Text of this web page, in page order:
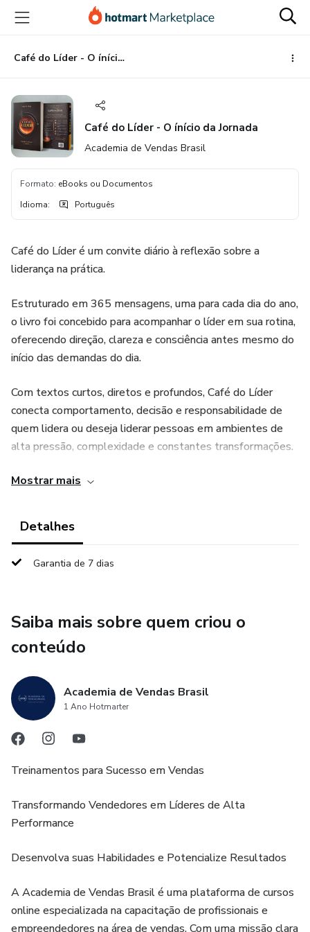
para
conteúdo
principal
para
pagamento
para
rodapé
Café do Líder - O ínício da Jornada
Café do Líder - O ínício da Jornada
Academia de Vendas Brasil
Formato: eBooks ou Documentos
Idioma: Português
Café do Líder é um convite diário à reflexão sobre a
liderança na prática.
Estruturado em 365 mensagens, uma para cada dia do ano,
o livro foi concebido para acompanhar o líder em sua rotina,
oferecendo direção, clareza e consciência antes mesmo do
início das demandas do dia.
Com textos curtos, diretos e profundos, Café do Líder
conecta comportamento, decisão e responsabilidade de
quem lidera ou deseja liderar pessoas em ambientes de
alta pressão, complexidade e constantes transformações.
semelhante a um café bem tomado: breve, necessária e
Inspirado em experiências reais do mundo corporativo, o
de mentalidade. Um convite para alinhar pensamento,
Este é o primeiro livro de uma jornada. Café do Líder marca
qual a liderança é construída dia após dia, com presença,
constância e responsabilidade. Aqui, o líder não busca
respostas prontas, mas aprende a fazer perguntas
melhores — a si mesmo e ao mundo à sua volta.
Mostrar mais
Detalhes
Garantia de 7 dias
Saiba mais sobre quem criou o
conteúdo
Academia de Vendas Brasil
1 Ano Hotmarter
Treinamentos para Sucesso em Vendas
Transformando Vendedores em Líderes de Alta
Performance
Desenvolva suas Habilidades e Potencialize Resultados
A Academia de Vendas Brasil é uma plataforma de cursos
online especializada na capacitação de profissionais e
empreendedores na área de vendas. Com uma missão clara